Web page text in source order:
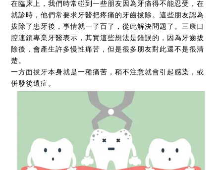
在臨床上，我們時常碰到一些朋友因為牙痛得不能忍受，在
就診時，他們常要求牙醫把疼痛的牙齒拔除。這些朋友認為
拔除了患牙後，事情就一了百了，從此解決問題了。 三康口
腔連鎖專業牙醫表示，其實這些想法是錯誤的，因為牙齒拔
除後，會產生許多慢性痛苦，但是很多朋友對此還不是很清
楚。
一方面拔牙本身就是一種痛苦，稍不注意就會引起感染，或
併發後遺症。